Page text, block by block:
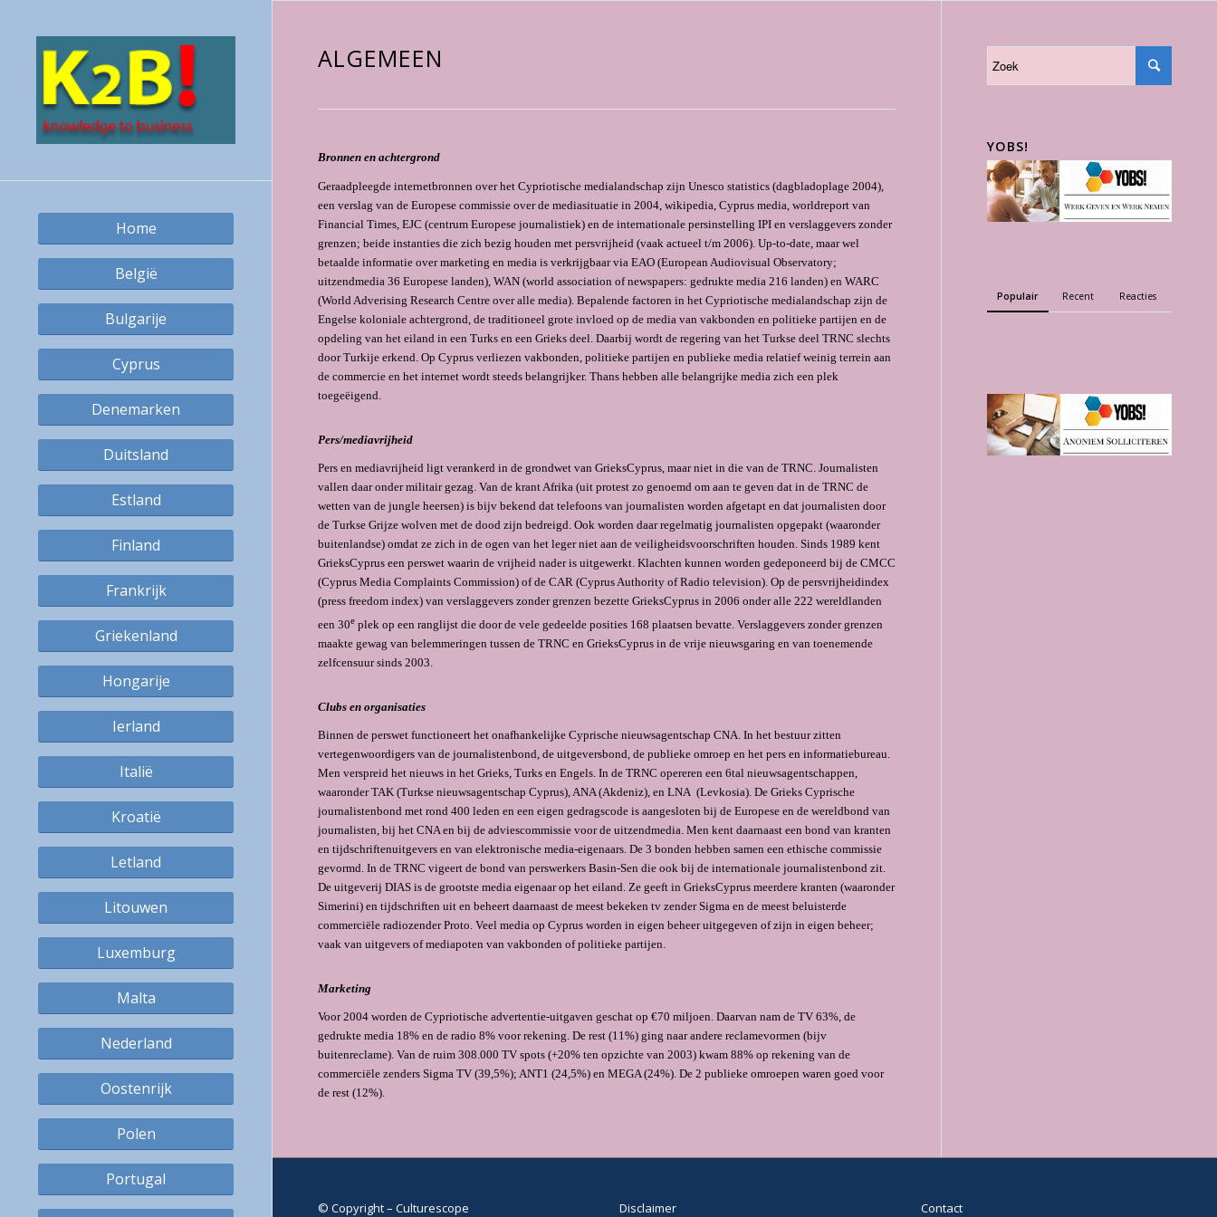
Home
België
Bulgarije
Cyprus
Denemarken
Duitsland
Estland
Finland
Frankrijk
Griekenland
Hongarije
Ierland
Italië
Kroatië
Letland
Litouwen
Luxemburg
Malta
Nederland
Oostenrijk
Polen
Portugal
ALGEMEEN
Bronnen en achtergrond
Geraadpleegde internetbronnen over het Cypriotische medialandschap zijn Unesco statistics (dagbladoplage 2004),
een verslag van de Europese commissie over de mediasituatie in 2004, wikipedia, Cyprus media, worldreport van
Financial Times, EJC (centrum Europese journalistiek) en de internationale persinstelling IPI en verslaggevers zonder
grenzen; beide instanties die zich bezig houden met persvrijheid (vaak actueel t/m 2006). Up-to-date, maar wel
betaalde informatie over marketing en media is verkrijgbaar via EAO (European Audiovisual Observatory;
uitzendmedia 36 Europese landen), WAN (world association of newspapers: gedrukte media 216 landen) en WARC
(World Adverising Research Centre over alle media). Bepalende factoren in het Cypriotische medialandschap zijn de
Engelse koloniale achtergrond, de traditioneel grote invloed op de media van vakbonden en politieke partijen en de
opdeling van het eiland in een Turks en een Grieks deel. Daarbij wordt de regering van het Turkse deel TRNC slechts
door Turkije erkend. Op Cyprus verliezen vakbonden, politieke partijen en publieke media relatief weinig terrein aan
de commercie en het internet wordt steeds belangrijker. Thans hebben alle belangrijke media zich een plek
toegeëigend.
Pers/mediavrijheid
Pers en mediavrijheid ligt verankerd in de grondwet van GrieksCyprus, maar niet in die van de TRNC. Journalisten
vallen daar onder militair gezag. Van de krant Afrika (uit protest zo genoemd om aan te geven dat in de TRNC de
wetten van de jungle heersen) is bijv bekend dat telefoons van journalisten worden afgetapt en dat journalisten door
de Turkse Grijze wolven met de dood zijn bedreigd. Ook worden daar regelmatig journalisten opgepakt (waaronder
buitenlandse) omdat ze zich in de ogen van het leger niet aan de veiligheidsvoorschriften houden. Sinds 1989 kent
GrieksCyprus een perswet waarin de vrijheid nader is uitgewerkt. Klachten kunnen worden gedeponeerd bij de CMCC
(Cyprus Media Complaints Commission) of de CAR (Cyprus Authority of Radio television). Op de persvrijheidindex
(press freedom index) van verslaggevers zonder grenzen bezette GrieksCyprus in 2006 onder alle 222 wereldlanden
een 30e plek op een ranglijst die door de vele gedeelde posities 168 plaatsen bevatte. Verslaggevers zonder grenzen
maakte gewag van belemmeringen tussen de TRNC en GrieksCyprus in de vrije nieuwsgaring en van toenemende
zelfcensuur sinds 2003.
Clubs en organisaties
Binnen de perswet functioneert het onafhankelijke Cyprische nieuwsagentschap CNA. In het bestuur zitten
vertegenwoordigers van de journalistenbond, de uitgeversbond, de publieke omroep en het pers en informatiebureau.
Men verspreid het nieuws in het Grieks, Turks en Engels. In de TRNC opereren een 6tal nieuwsagentschappen,
waaronder TAK (Turkse nieuwsagentschap Cyprus), ANA (Akdeniz), en LNA (Levkosia). De Grieks Cyprische
journalistenbond met rond 400 leden en een eigen gedragscode is aangesloten bij de Europese en de wereldbond van
journalisten, bij het CNA en bij de adviescommissie voor de uitzendmedia. Men kent daarnaast een bond van kranten
en tijdschriftenuitgevers en van elektronische media-eigenaars. De 3 bonden hebben samen een ethische commissie
gevormd. In de TRNC vigeert de bond van perswerkers Basin-Sen die ook bij de internationale journalistenbond zit.
De uitgeverij DIAS is de grootste media eigenaar op het eiland. Ze geeft in GrieksCyprus meerdere kranten (waaronder
Simerini) en tijdschriften uit en beheert daarnaast de meest bekeken tv zender Sigma en de meest beluisterde
commerciële radiozender Proto. Veel media op Cyprus worden in eigen beheer uitgegeven of zijn in eigen beheer;
vaak van uitgevers of mediapoten van vakbonden of politieke partijen.
Marketing
Voor 2004 worden de Cypriotische advertentie-uitgaven geschat op €70 miljoen. Daarvan nam de TV 63%, de
gedrukte media 18% en de radio 8% voor rekening. De rest (11%) ging naar andere reclamevormen (bijv
buitenreclame). Van de ruim 308.000 TV spots (+20% ten opzichte van 2003) kwam 88% op rekening van de
commerciële zenders Sigma TV (39,5%); ANT1 (24,5%) en MEGA (24%). De 2 publieke omroepen waren goed voor
de rest (12%).
YOBS!
Populair Recent Reacties
© Copyright – Culturescope Disclaimer Contact